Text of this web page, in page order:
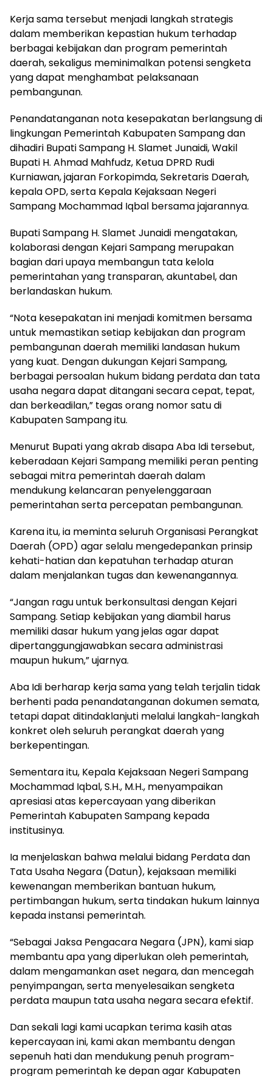
Kerja sama tersebut menjadi langkah strategis
dalam memberikan kepastian hukum terhadap
berbagai kebijakan dan program pemerintah
daerah, sekaligus meminimalkan potensi sengketa
yang dapat menghambat pelaksanaan
pembangunan.
Penandatanganan nota kesepakatan berlangsung di
lingkungan Pemerintah Kabupaten Sampang dan
dihadiri Bupati Sampang H. Slamet Junaidi, Wakil
Bupati H. Ahmad Mahfudz, Ketua DPRD Rudi
Kurniawan, jajaran Forkopimda, Sekretaris Daerah,
kepala OPD, serta Kepala Kejaksaan Negeri
Sampang Mochammad Iqbal bersama jajarannya.
Bupati Sampang H. Slamet Junaidi mengatakan,
kolaborasi dengan Kejari Sampang merupakan
bagian dari upaya membangun tata kelola
pemerintahan yang transparan, akuntabel, dan
berlandaskan hukum.
“Nota kesepakatan ini menjadi komitmen bersama
untuk memastikan setiap kebijakan dan program
pembangunan daerah memiliki landasan hukum
yang kuat. Dengan dukungan Kejari Sampang,
berbagai persoalan hukum bidang perdata dan tata
usaha negara dapat ditangani secara cepat, tepat,
dan berkeadilan,” tegas orang nomor satu di
Kabupaten Sampang itu.
Menurut Bupati yang akrab disapa Aba Idi tersebut,
keberadaan Kejari Sampang memiliki peran penting
sebagai mitra pemerintah daerah dalam
mendukung kelancaran penyelenggaraan
pemerintahan serta percepatan pembangunan.
Karena itu, ia meminta seluruh Organisasi Perangkat
Daerah (OPD) agar selalu mengedepankan prinsip
kehati-hatian dan kepatuhan terhadap aturan
dalam menjalankan tugas dan kewenangannya.
“Jangan ragu untuk berkonsultasi dengan Kejari
Sampang. Setiap kebijakan yang diambil harus
memiliki dasar hukum yang jelas agar dapat
dipertanggungjawabkan secara administrasi
maupun hukum,” ujarnya.
Aba Idi berharap kerja sama yang telah terjalin tidak
berhenti pada penandatanganan dokumen semata,
tetapi dapat ditindaklanjuti melalui langkah-langkah
konkret oleh seluruh perangkat daerah yang
berkepentingan.
Sementara itu, Kepala Kejaksaan Negeri Sampang
Mochammad Iqbal, S.H., M.H., menyampaikan
apresiasi atas kepercayaan yang diberikan
Pemerintah Kabupaten Sampang kepada
institusinya.
Ia menjelaskan bahwa melalui bidang Perdata dan
Tata Usaha Negara (Datun), kejaksaan memiliki
kewenangan memberikan bantuan hukum,
pertimbangan hukum, serta tindakan hukum lainnya
kepada instansi pemerintah.
“Sebagai Jaksa Pengacara Negara (JPN), kami siap
membantu apa yang diperlukan oleh pemerintah,
dalam mengamankan aset negara, dan mencegah
penyimpangan, serta menyelesaikan sengketa
perdata maupun tata usaha negara secara efektif.
Dan sekali lagi kami ucapkan terima kasih atas
kepercayaan ini, kami akan membantu dengan
sepenuh hati dan mendukung penuh program-
program pemerintah ke depan agar Kabupaten